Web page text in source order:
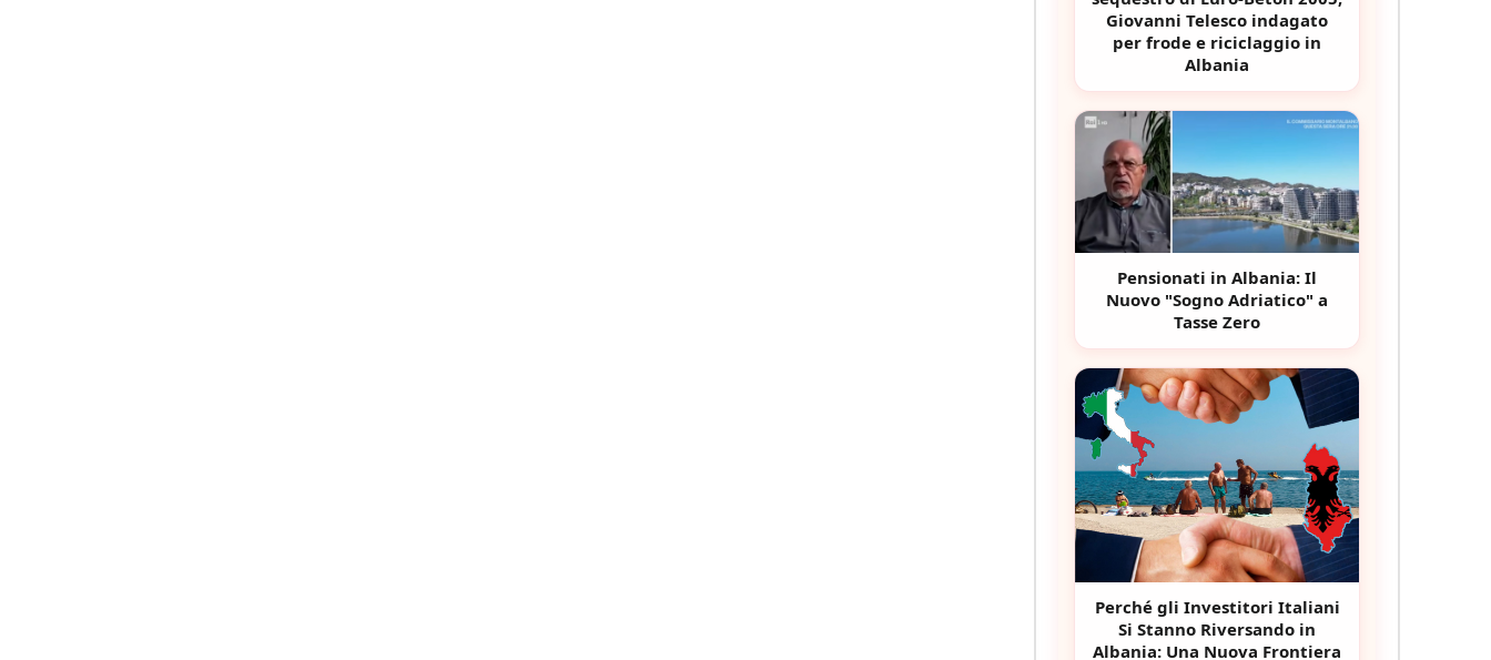
Giovanni Telesco indagato
per frode e riciclaggio in
Albania
Pensionati in Albania: Il
Nuovo "Sogno Adriatico" a
Tasse Zero
Perché gli Investitori Italiani
Si Stanno Riversando in
Albania: Una Nuova Frontiera